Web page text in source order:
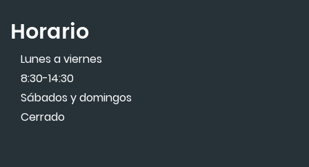
Horario
Lunes a viernes
8:30-14:30
Sábados y domingos
Cerrado